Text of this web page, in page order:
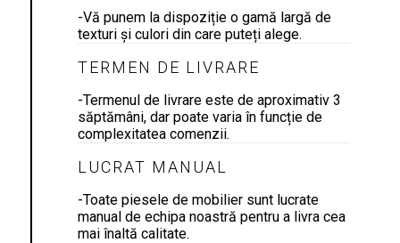
-Vă punem la dispoziție o gamă largă de
texturi și culori din care puteți alege.
TERMEN DE LIVRARE
-Termenul de livrare este de aproximativ 3
săptămâni, dar poate varia în funcție de
complexitatea comenzii.
LUCRAT MANUAL
-Toate piesele de mobilier sunt lucrate
manual de echipa noastră pentru a livra cea
mai înaltă calitate.